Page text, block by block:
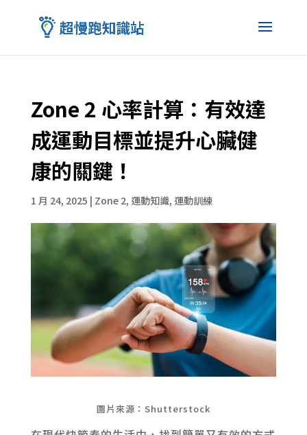
Zone 2 心率計算：有效達
成運動目標並提升心臟健
康的關鍵！
1 月 24, 2025 | Zone 2, 運動知識, 運動訓練
圖片來源：Shutterstock